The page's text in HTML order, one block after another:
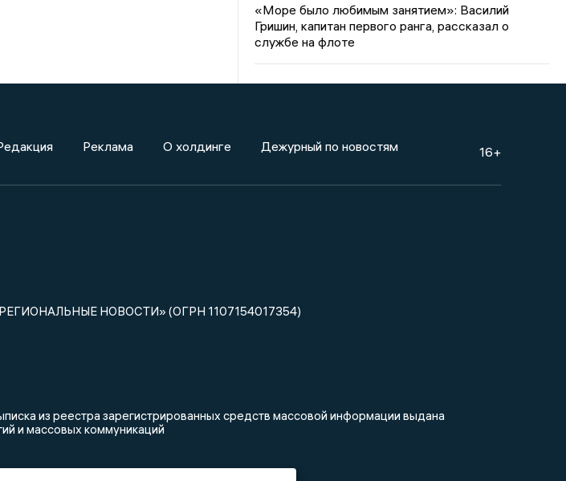
«Море было любимым занятием»: Василий
Гришин, капитан первого ранга, рассказал о
службе на флоте
Реклама О холдинге Дежурный по новостям 16+
«РЕГИОНАЛЬНЫЕ НОВОСТИ» (ОГРН 1107154017354)
из реестра зарегистрированных средств массовой информации выдана
и массовых коммуникаций